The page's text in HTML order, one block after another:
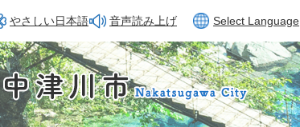
やさしい日本語 音声読み上げ Select Language